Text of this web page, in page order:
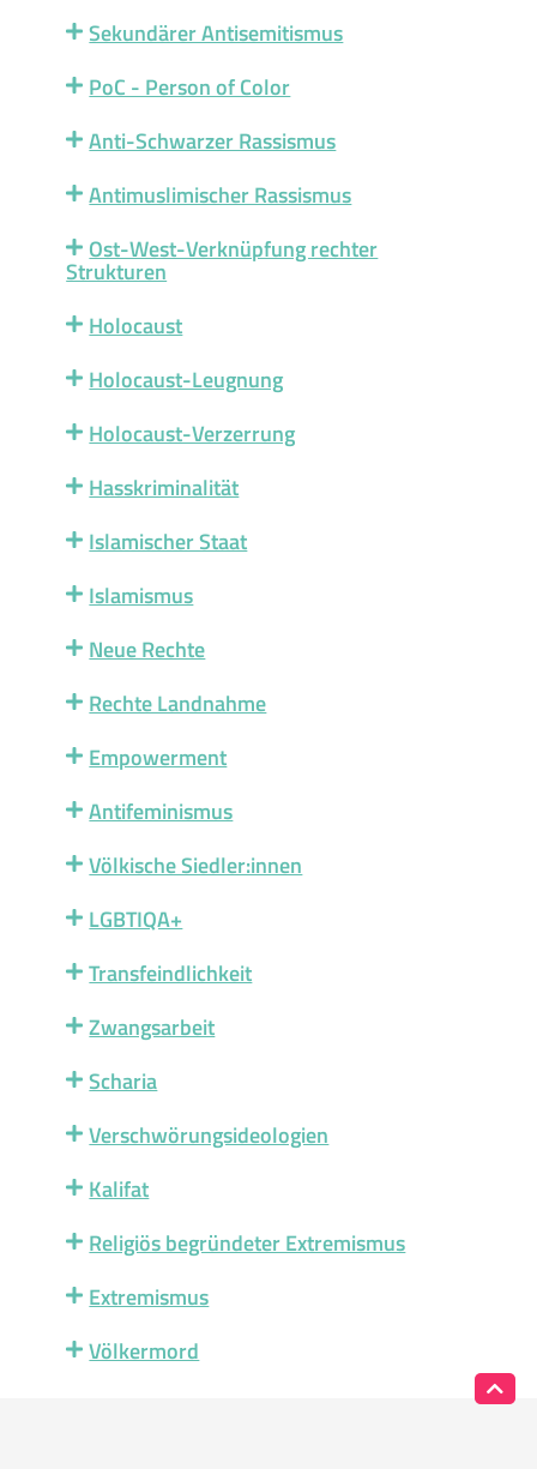
Sekundärer Antisemitismus
PoC - Person of Color
Anti-Schwarzer Rassismus
Antimuslimischer Rassismus
Ost-West-Verknüpfung rechter
Strukturen
Holocaust
Holocaust-Leugnung
Holocaust-Verzerrung
Hasskriminalität
Islamischer Staat
Islamismus
Neue Rechte
Rechte Landnahme
Empowerment
Antifeminismus
Völkische Siedler:innen
LGBTIQA+
Transfeindlichkeit
Zwangsarbeit
Scharia
Verschwörungsideologien
Kalifat
Religiös begründeter Extremismus
Extremismus
Völkermord